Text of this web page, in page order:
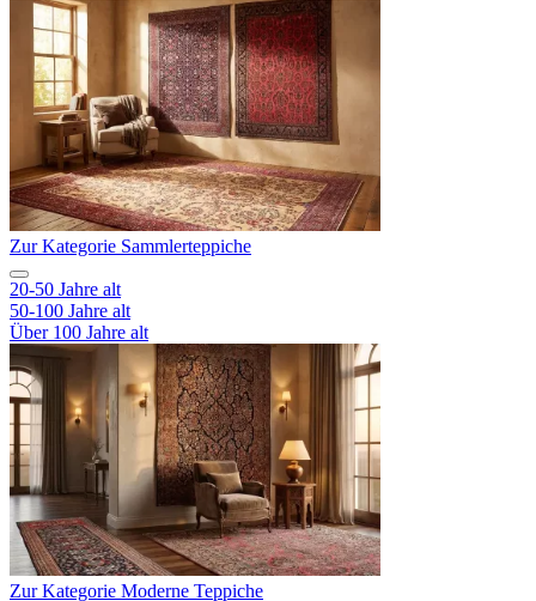
Zur Kategorie Sammlerteppiche
20-50 Jahre alt
50-100 Jahre alt
Über 100 Jahre alt
Zur Kategorie Moderne Teppiche